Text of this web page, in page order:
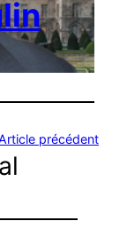
précédent